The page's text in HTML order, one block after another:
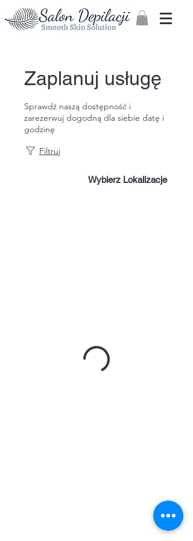
Zaloguj
Zaplanuj usługę
Sprawdź naszą dostępność i
zarezerwuj dogodną dla siebie datę i
godzinę
Filtruj
Wybierz Lokalizacje